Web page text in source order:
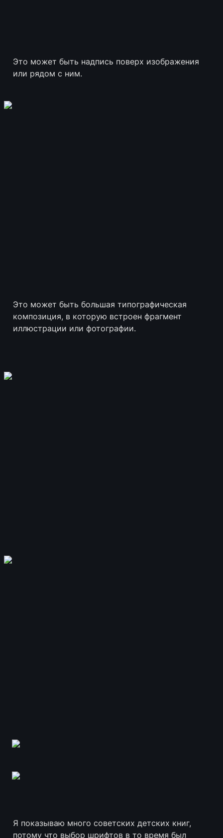
Это может быть надпись поверх изображения
или рядом с ним.
Это может быть большая типографическая
композиция, в которую встроен фрагмент
иллюстрации или фотографии.
Я показываю много советских детских книг,
потому что выбор шрифтов в то время был